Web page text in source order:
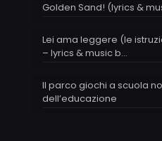
Golden Sand! (lyrics &
Lei ama leggere (le
– lyrics & music b…
Il parco giochi a scuola
dell’educazione